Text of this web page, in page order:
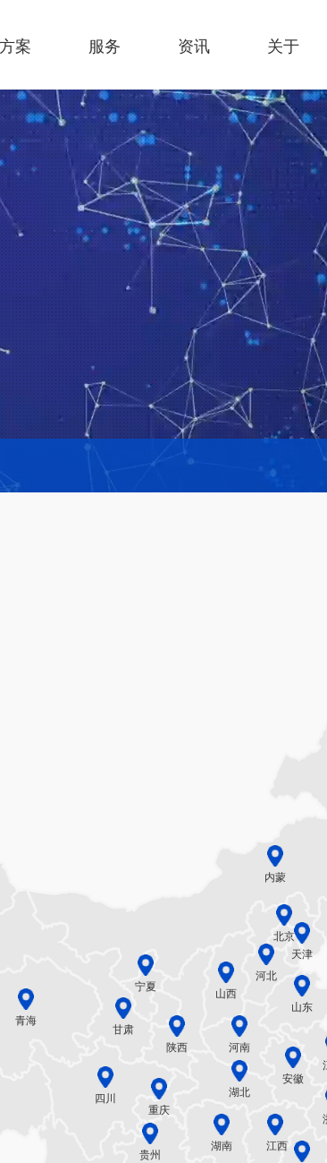
方案 服务 资讯 关于
青海
四川
甘肃
宁夏
贵州
重庆
陕西
山西
河南
湖北
湖南
内蒙
北京
天津
河北
山东
安徽
江西